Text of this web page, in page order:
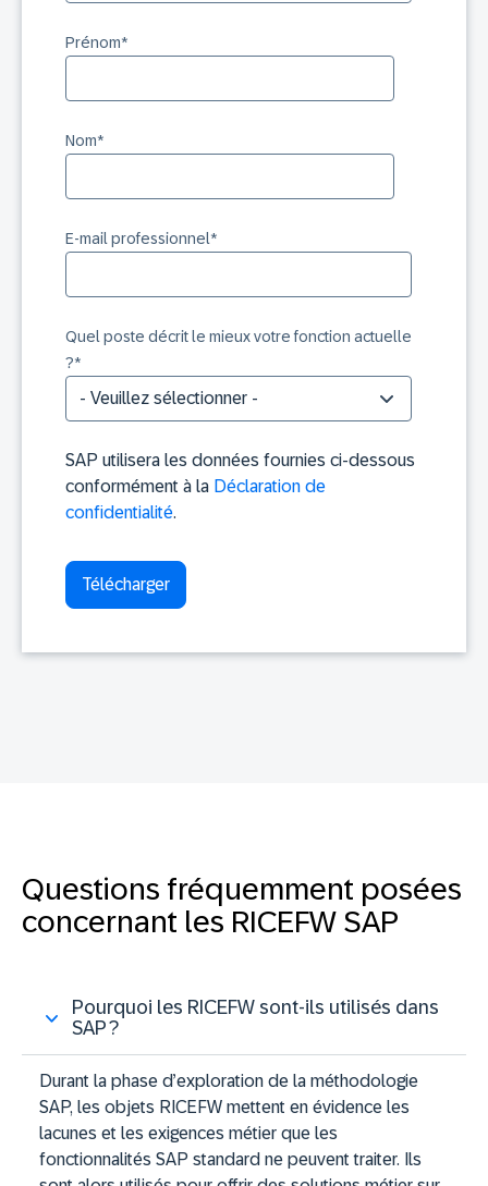
Prénom*
Nom*
E-mail professionnel*
Quel poste décrit le mieux votre fonction actuelle
?*
SAP utilisera les données fournies ci-dessous
conformément à la Déclaration de
confidentialité.
Questions fréquemment posées
concernant les RICEFW SAP
Pourquoi les RICEFW sont-ils utilisés dans
SAP ?
Durant la phase d’exploration de la méthodologie
SAP, les objets RICEFW mettent en évidence les
lacunes et les exigences métier que les
fonctionnalités SAP standard ne peuvent traiter. Ils